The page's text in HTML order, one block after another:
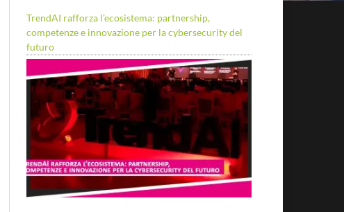
TrendAI rafforza l’ecosistema: partnership,
competenze e innovazione per la cybersecurity del
futuro